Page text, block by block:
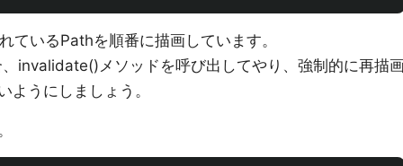
ているPathを順番に描画しています。
invalidate()メソッドを呼び出してやり、強制的に再描
ようにしましょう。